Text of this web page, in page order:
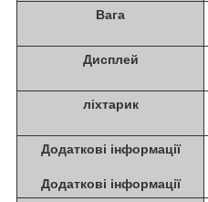
Вага
Дисплей
ліхтарик
Додаткові інформації
Додаткові інформації